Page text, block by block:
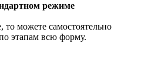
режиме
можете самостоятельно
этапам всю форму.